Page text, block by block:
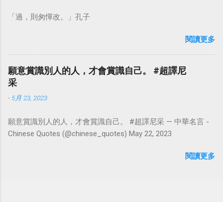
「過，則匆憚改。」孔子
閱讀更多
願意賞識別人的人，才會賞識自己。 #超譯尼
采
- 5月 23, 2023
願意賞識別人的人，才會賞識自己。 #超譯尼采 — 中華名言 -
Chinese Quotes (@chinese_quotes) May 22, 2023
閱讀更多